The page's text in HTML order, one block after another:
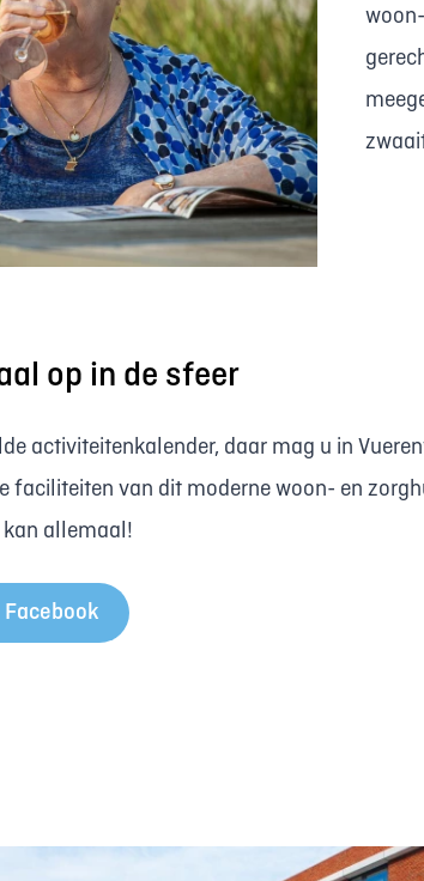
op in de sfeer
activiteitenkalender, daar mag u in
faciliteiten van dit moderne woon- en
allemaal!